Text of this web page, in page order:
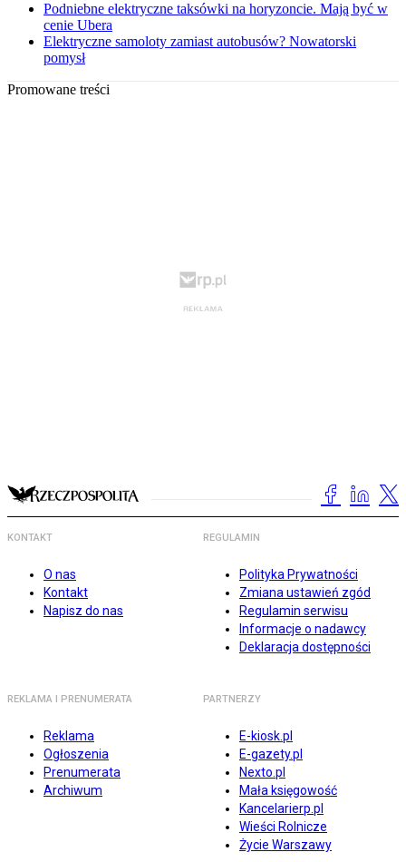
Podniebne elektryczne taksówki na horyzoncie. Mają być w
cenie Ubera
Elektryczne samoloty zamiast autobusów? Nowatorski
pomysł
Promowane treści
KONTAKT
O nas
Kontakt
Napisz do nas
REGULAMIN
Polityka Prywatności
Zmiana ustawień zgód
Regulamin serwisu
Informacje o nadawcy
Deklaracja dostępności
REKLAMA I PRENUMERATA
Reklama
Ogłoszenia
Prenumerata
Archiwum
PARTNERZY
E-kiosk.pl
E-gazety.pl
Nexto.pl
Mała księgowość
Kancelarierp.pl
Wieści Rolnicze
Życie Warszawy